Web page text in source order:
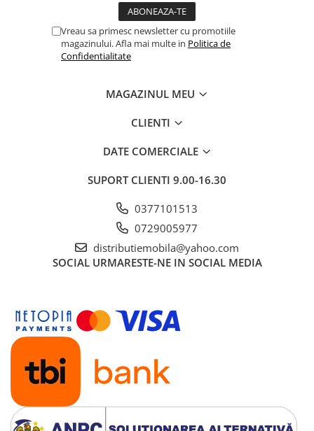
Vreau sa primesc newsletter cu promotiile
magazinului. Afla mai multe in Politica de
Confidentialitate
MAGAZINUL MEU
CLIENTI
DATE COMERCIALE
SUPORT CLIENTI 9.00-16.30
0377101513
0729005977
distributiemobila@yahoo.com
SOCIAL URMARESTE-NE IN SOCIAL MEDIA